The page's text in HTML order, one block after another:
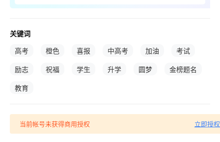
关键词
高考
橙色 喜报 中高考 加油
考试
励志
祝福 学生 升学 圆梦
金榜题名
教育
当前帐号未获得商用授权 立即授权